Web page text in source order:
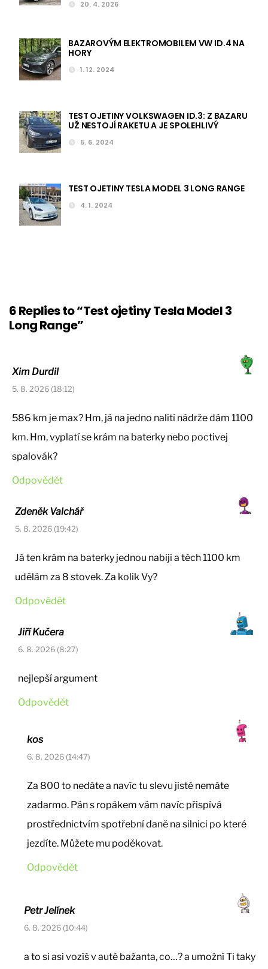
20. 4. 2026
BAZAROVÝM ELEKTROMOBILEM VW ID.4 NA
HORY
1. 12. 2024
TEST OJETINY VOLKSWAGEN ID.3: Z BAZARU
UŽ NESTOJÍ RAKETU A JE SPOLEHLIVÝ
5. 6. 2024
TEST OJETINY TESLA MODEL 3 LONG RANGE
4. 1. 2024
6 Replies to “Test ojetiny Tesla Model 3
Long Range”
Xim Durdil
5. 8. 2026 (18:12)
586 km je max? Hm, já na jedno nalití nádrže dám 1100
km. Hm, vyplatí se krám na baterky nebo poctivej
spalovák?
Odpovědět
Zdeněk Valchář
5. 8. 2026 (19:42)
Já ten krám na baterky jednou nabiji a těch 1100 km
udělám za 8 stovek. Za kolik Vy?
Odpovědět
Jiří Kučera
6. 8. 2026 (8:27)
nejlepší argument
Odpovědět
kos
6. 8. 2026 (14:47)
Za 800 to nedáte a navíc tu slevu jistě nemáte
zadarmo. Pán s ropákem vám navíc přispívá
prostřednictvím spotřební daně na silnici po které
jezdíte. Můžete mu poděkovat.
Odpovědět
Petr Jelínek
6. 8. 2026 (10:44)
a to si asi vozíš v autě bažanta, co…? a umožní Ti taky